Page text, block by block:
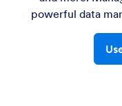
powerful data